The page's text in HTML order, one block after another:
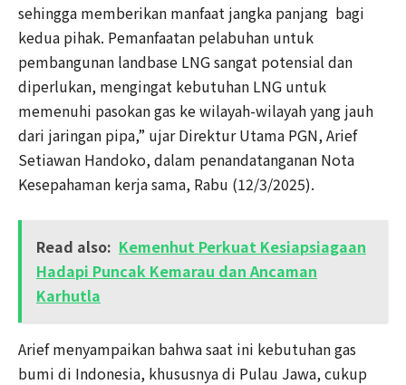
sehingga memberikan manfaat jangka panjang bagi
kedua pihak. Pemanfaatan pelabuhan untuk
pembangunan landbase LNG sangat potensial dan
diperlukan, mengingat kebutuhan LNG untuk
memenuhi pasokan gas ke wilayah-wilayah yang jauh
dari jaringan pipa,” ujar Direktur Utama PGN, Arief
Setiawan Handoko, dalam penandatanganan Nota
Kesepahaman kerja sama, Rabu (12/3/2025).
Read also: Kemenhut Perkuat Kesiapsiagaan
Hadapi Puncak Kemarau dan Ancaman
Karhutla
Arief menyampaikan bahwa saat ini kebutuhan gas
bumi di Indonesia, khususnya di Pulau Jawa, cukup